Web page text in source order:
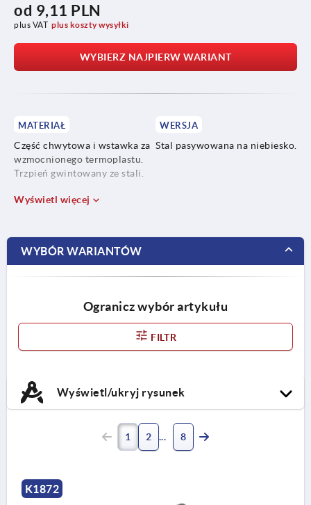
od 9,11 PLN
plus VAT plus koszty wysyłki
WYBIERZ NAJPIERW WARIANT
MATERIAŁ
Część chwytowa i wstawka za
wzmocnionego termoplastu.
Trzpień gwintowany ze stali.
WERSJA
Stal pasywowana na niebiesko.
Wyświetl więcej
WYBÓR WARIANTÓW
Ogranicz wybór artykułu
FILTR
Wyświetl/ukryj rysunek
1 2 8
K1872